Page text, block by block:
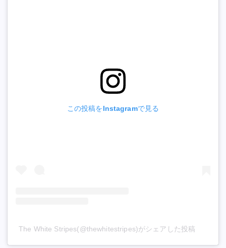
この投稿をInstagramで見る
The White Stripes(@thewhitestripes)がシェアした投稿